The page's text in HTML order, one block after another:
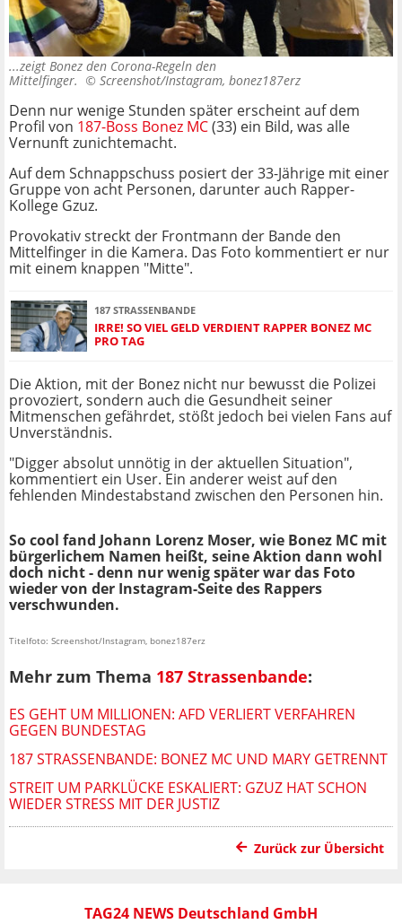
...zeigt Bonez den Corona-Regeln den
Mittelfinger. © Screenshot/Instagram, bonez187erz
Denn nur wenige Stunden später erscheint auf dem
Profil von 187-Boss Bonez MC(33) ein Bild, was alle
Vernunft zunichtemacht.
Auf dem Schnappschuss posiert der 33-Jährige mit einer
Gruppe von acht Personen, darunter auch Rapper-
Kollege Gzuz.
Provokativ streckt der Frontmann der Bande den
Mittelfinger in die Kamera. Das Foto kommentiert er nur
mit einem knappen "Mitte".
187 STRASSENBANDE
IRRE! SO VIEL GELD VERDIENT RAPPER BONEZ MC
PRO TAG
Die Aktion, mit der Bonez nicht nur bewusst die Polizei
provoziert, sondern auch die Gesundheit seiner
Mitmenschen gefährdet, stößt jedoch bei vielen Fans auf
Unverständnis.
"Digger absolut unnötig in der aktuellen Situation",
kommentiert ein User. Ein anderer weist auf den
fehlenden Mindestabstand zwischen den Personen hin.
So cool fand Johann Lorenz Moser, wie Bonez MC mit
bürgerlichem Namen heißt, seine Aktion dann wohl
doch nicht - denn nur wenig später war das Foto
wieder von der Instagram-Seite des Rappers
verschwunden.
Titelfoto: Screenshot/Instagram, bonez187erz
Mehr zum Thema 187 Strassenbande:
ES GEHT UM MILLIONEN: AFD VERLIERT VERFAHREN
GEGEN BUNDESTAG
187 STRASSENBANDE: BONEZ MC UND MARY GETRENNT
STREIT UM PARKLÜCKE ESKALIERT: GZUZ HAT SCHON
WIEDER STRESS MIT DER JUSTIZ
Zurück zur Übersicht
TAG24 NEWS Deutschland GmbH